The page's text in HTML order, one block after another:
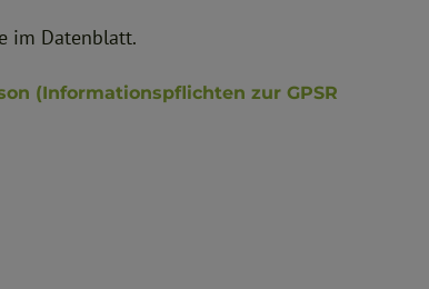
im Datenblatt.
(Informationspflichten zur GPSR